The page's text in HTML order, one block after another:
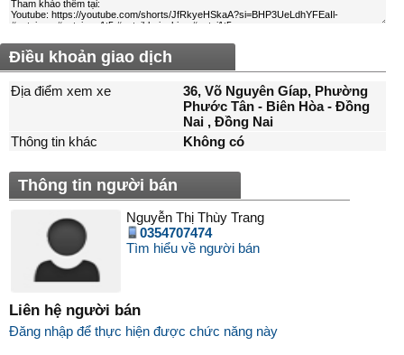
Điều khoản giao dịch
Địa điểm xem xe
36, Võ Nguyên Gíap, Phường
Phước Tân - Biên Hòa - Đồng
Nai , Ðồng Nai
Thông tin khác
Không có
Thông tin người bán
Nguyễn Thị Thùy Trang
0354707474
Tìm hiểu về người bán
Liên hệ người bán
Đăng nhập để thực hiện được chức năng này